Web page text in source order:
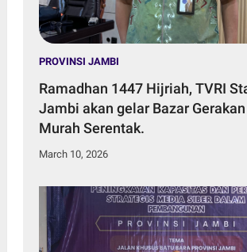
PROVINSI JAMBI
Ramadhan 1447 Hijriah, TVRI
Jambi akan gelar Bazar
Murah Serentak.
March 10, 2026